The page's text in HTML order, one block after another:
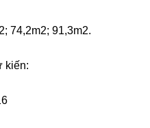
74,2m2; 91,3m2.
kiến: